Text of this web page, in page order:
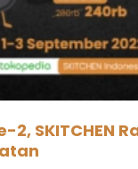
2, SKITCHEN